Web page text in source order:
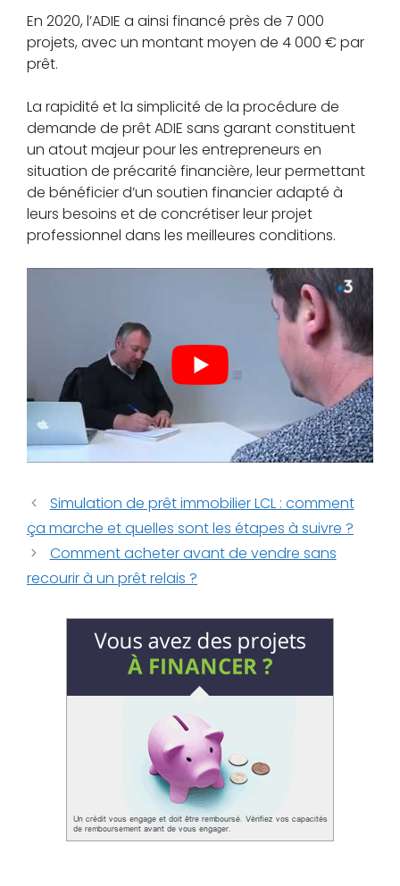
En 2020, l’ADIE a ainsi financé près de 7 000
projets, avec un montant moyen de 4 000 € par
prêt.
La rapidité et la simplicité de la procédure de
demande de prêt ADIE sans garant constituent
un atout majeur pour les entrepreneurs en
situation de précarité financière, leur permettant
de bénéficier d’un soutien financier adapté à
leurs besoins et de concrétiser leur projet
professionnel dans les meilleures conditions.
Simulation de prêt immobilier LCL : comment
ça marche et quelles sont les étapes à suivre ?
Comment acheter avant de vendre sans
recourir à un prêt relais ?